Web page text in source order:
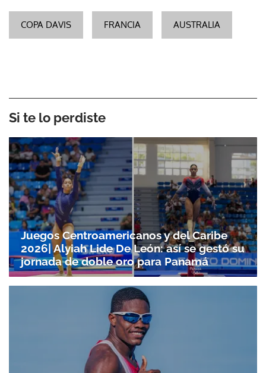
COPA DAVIS FRANCIA AUSTRALIA
Si te lo perdiste
Juegos Centroamericanos y del Caribe
2026| Alyiah Lide De León: así se gestó su
jornada de doble oro para Panamá